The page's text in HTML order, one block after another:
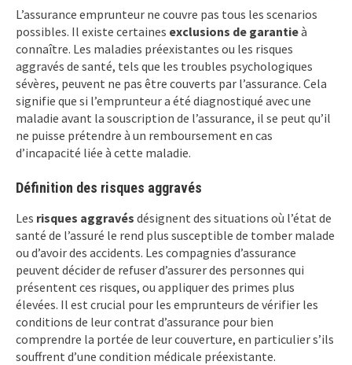
L’assurance emprunteur ne couvre pas tous les scenarios
possibles. Il existe certaines exclusions de garantieà
connaître. Les maladies préexistantes ou les risques
aggravés de santé, tels que les troubles psychologiques
sévères, peuvent ne pas être couverts par l’assurance. Cela
signifie que si l’emprunteur a été diagnostiqué avec une
maladie avant la souscription de l’assurance, il se peut qu’il
ne puisse prétendre à un remboursement en cas
d’incapacité liée à cette maladie.
Définition des risques aggravés
Les risques aggravés désignent des situations où l’état de
santé de l’assuré le rend plus susceptible de tomber malade
ou d’avoir des accidents. Les compagnies d’assurance
peuvent décider de refuser d’assurer des personnes qui
présentent ces risques, ou appliquer des primes plus
élevées. Il est crucial pour les emprunteurs de vérifier les
conditions de leur contrat d’assurance pour bien
comprendre la portée de leur couverture, en particulier s’ils
souffrent d’une condition médicale préexistante.